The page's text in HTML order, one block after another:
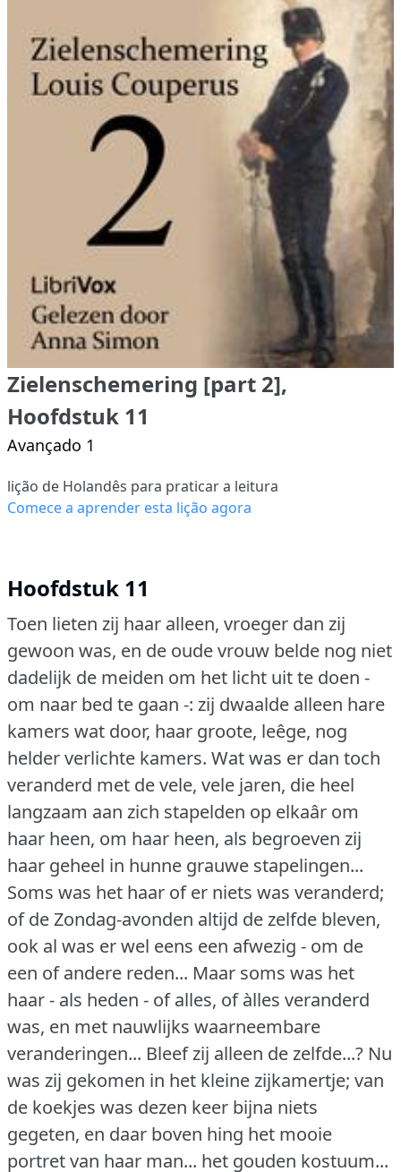
Zielenschemering [part 2],
Hoofdstuk 11
Avançado 1
lição de Holandês para praticar a leitura
Comece a aprender esta lição agora
Hoofdstuk 11
Toen lieten zij haar alleen, vroeger dan zij
gewoon was, en de oude vrouw belde nog niet
dadelijk de meiden om het licht uit te doen -
om naar bed te gaan -: zij dwaalde alleen hare
kamers wat door, haar groote, leêge, nog
helder verlichte kamers. Wat was er dan toch
veranderd met de vele, vele jaren, die heel
langzaam aan zich stapelden op elkaâr om
haar heen, om haar heen, als begroeven zij
haar geheel in hunne grauwe stapelingen...
Soms was het haar of er niets was veranderd;
of de Zondag-avonden altijd de zelfde bleven,
ook al was er wel eens een afwezig - om de
een of andere reden... Maar soms was het
haar - als heden - of alles, of àlles veranderd
was, en met nauwlijks waarneembare
veranderingen... Bleef zij alleen de zelfde...? Nu
was zij gekomen in het kleine zijkamertje; van
de koekjes was dezen keer bijna niets
gegeten, en daar boven hing het mooie
portret van haar man... het gouden kostuum...